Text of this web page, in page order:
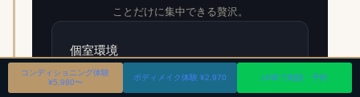
ことだけに集中できる贅沢。
個室環境
トレーニングルーム・施術室・パウダールー
ム。すべて完全個室でご用意しています。
コンディショニング体験
¥5,980〜
ボディメイク体験 ¥2,970 LINEで相談・予約